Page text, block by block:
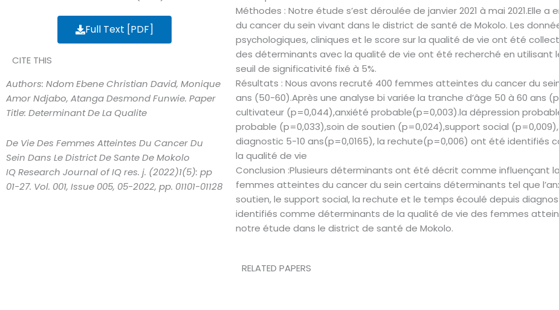
Full Text [PDF]
CITE THIS
Authors: Ndom Ebene Christian David, Monique
Amor Ndjabo, Atanga Desmond Funwie. Paper
Title: Determinant De La Qualite
De Vie Des Femmes Atteintes Du Cancer Du
Sein Dans Le District De Sante De Mokolo
IQ Research Journal of IQ res. j. (2022)1(5): pp
01-27. Vol. 001, Issue 005, 05-2022, pp. 01101-01128
Méthodes : Notre étude s’est déroulée de janvier 2021 à mai 2021.Elle
du cancer du sein vivant dans le district de santé de Mokolo. Les
psychologiques, cliniques et le score sur la qualité de vie ont été
des déterminants avec la qualité de vie ont été recherché en utilisant
seuil de significativité fixé à 5%.
Résultats : Nous avons recruté 400 femmes atteintes du cancer du
ans (50-60).Après une analyse bi variée la tranche d’âge 50 à 60 ans
cultivateur (p=0,044),anxiété probable(p=0,003).la dépression
probable (p=0,033),soin de soutien (p=0,024),support social
diagnostic 5-10 ans(p=0,0165), la rechute(p=0,006) ont été identifiés
la qualité de vie
Conclusion :Plusieurs déterminants ont été décrit comme influençant
femmes atteintes du cancer du sein certains déterminants tel que
soutien, le support social, la rechute et le temps écoulé depuis
identifiés comme déterminants de la qualité de vie des femmes
notre étude dans le district de santé de Mokolo.
RELATED PAPERS